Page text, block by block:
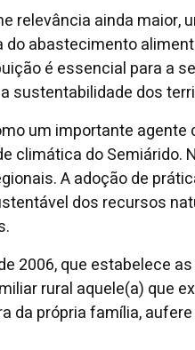
relevância ainda
abastecimento
é essencial para a
sustentabilidade dos
um importante
climática do
A adoção de
dos recursos
2006, que estabelece
rural aquele(a) que
da própria família,